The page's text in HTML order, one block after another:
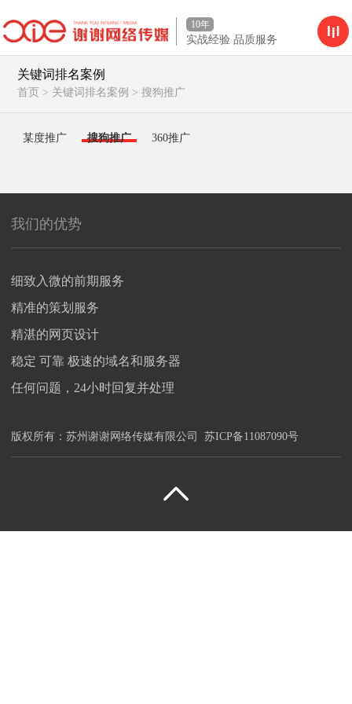
10年
实战经验 品质服务
关键词排名案例
首页 > 关键词排名案例 >搜狗推广
某度推广 搜狗推广 360推广
我们的优势
细致入微的前期服务
精准的策划服务
精湛的网页设计
稳定 可靠 极速的域名和服务器
任何问题，24小时回复并处理
版权所有： 苏州谢谢网络传媒有限公司 苏ICP备11087090号